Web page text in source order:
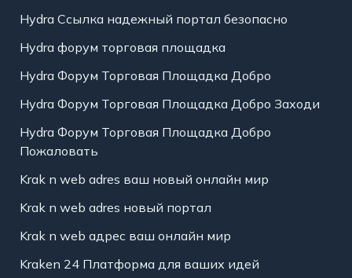
Hydra Ссылка надежный портал безопасно
Hydra форум торговая площадка
Hydra Форум Торговая Площадка Добро
Hydra Форум Торговая Площадка Добро Заходи
Hydra Форум Торговая Площадка Добро
Пожаловать
Krak n web adres ваш новый онлайн мир
Krak n web adres новый портал
Krak n web адрес ваш онлайн мир
Kraken 24 Платформа для ваших идей